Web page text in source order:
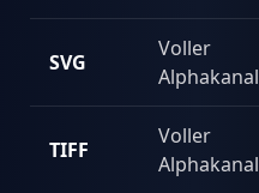
SVG
Voller
Alphakanal
TIFF
Voller
Alphakanal